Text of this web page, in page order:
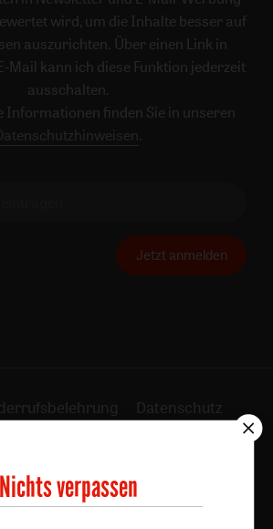
wird, um die Inhalte besser auf
auszurichten. Über einen Link in
Mail kann ich diese Funktion jederzeit
ausschalten.
Informationen finden Sie in unseren
.
Jetzt anmelden
Datenschutz
Abo online kündigen
Nichts verpassen